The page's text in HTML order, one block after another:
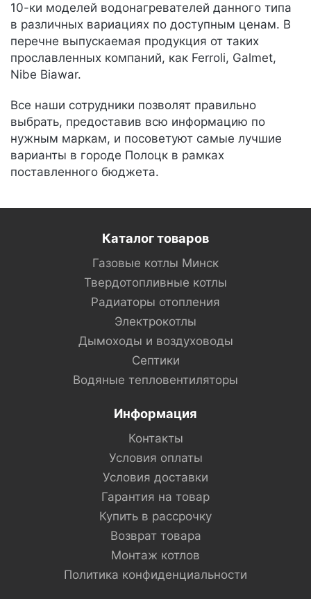
10-ки моделей водонагревателей данного типа
в различных вариациях по доступным ценам. В
перечне выпускаемая продукция от таких
прославленных компаний, как Ferroli, Galmet,
Nibe Biawar.
Все наши сотрудники позволят правильно
выбрать, предоставив всю информацию по
нужным маркам, и посоветуют самые лучшие
варианты в городе Полоцк в рамках
поставленного бюджета.
Каталог товаров
Газовые котлы Минск
Твердотопливные котлы
Радиаторы отопления
Электрокотлы
Дымоходы и воздуховоды
Септики
Водяные тепловентиляторы
Информация
Контакты
Условия оплаты
Условия доставки
Гарантия на товар
Купить в рассрочку
Возврат товара
Монтаж котлов
Политика конфиденциальности